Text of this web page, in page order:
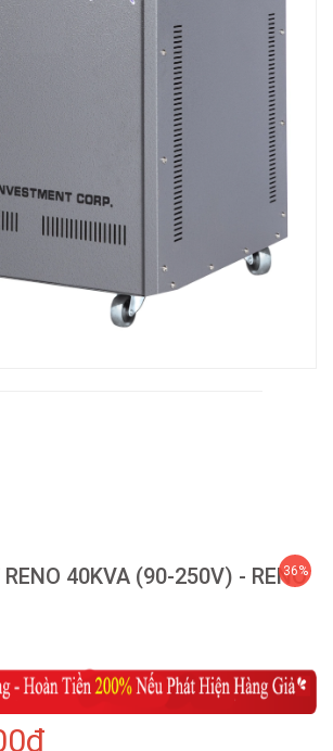
RENO 40KVA (90-250V) - RENO
36%